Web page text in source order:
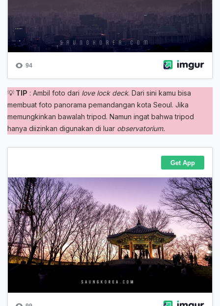
💡 TIP : Ambil foto dari love lock deck. Dari sini kamu bisa
membuat foto panorama pemandangan kota Seoul. Jika
memungkinkan bawalah tripod. Namun ingat bahwa tripod
hanya diizinkan digunakan di luar observatorium.